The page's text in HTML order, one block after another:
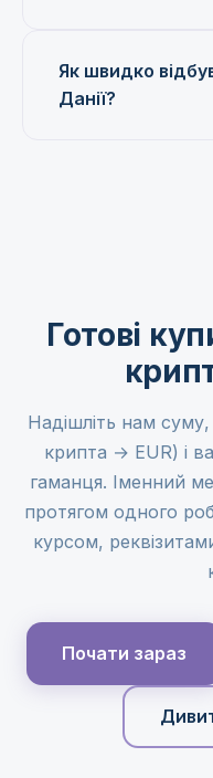
Як швидко
Данії?
Готові
Надішліть нам
крипта → EUR) і
гаманця. Іменний
протягом одного
курсом,
Почати зараз